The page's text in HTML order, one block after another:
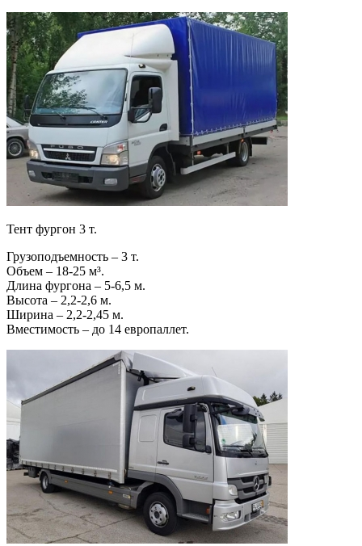
Тент фургон 3 т.
Грузоподъемность – 3 т.
Объем – 18-25 м³.
Длина фургона – 5-6,5 м.
Высота – 2,2-2,6 м.
Ширина – 2,2-2,45 м.
Вместимость – до 14 европаллет.